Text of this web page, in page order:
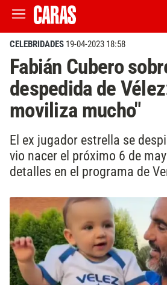
CELEBRIDADES 19-04-2023 18:58
Fabián Cubero
despedida de
moviliza mucho"
El ex jugador estrella se
vio nacer el próximo 6 de
detalles en el programa de